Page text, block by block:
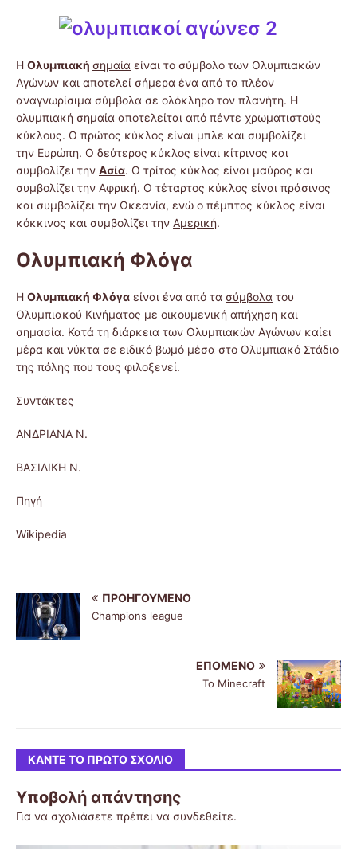
H Ολυμπιακή σημαία είναι το σύμβολο των Ολυμπιακών
Αγώνων και αποτελεί σήμερα ένα από τα πλέον
αναγνωρίσιμα σύμβολα σε ολόκληρο τον πλανήτη. Η
ολυμπιακή σημαία αποτελείται από πέντε χρωματιστούς
κύκλους. Ο πρώτος κύκλος είναι μπλε και συμβολίζει
την Ευρώπη. Ο δεύτερος κύκλος είναι κίτρινος και
συμβολίζει την Ασία. Ο τρίτος κύκλος είναι μαύρος και
συμβολίζει την Αφρική. Ο τέταρτος κύκλος είναι πράσινος
και συμβολίζει την Ωκεανία, ενώ ο πέμπτος κύκλος είναι
κόκκινος και συμβολίζει την Αμερική.
Ολυμπιακή Φλόγα
Η Ολυμπιακή Φλόγα είναι ένα από τα σύμβολα του
Ολυμπιακού Κινήματος με οικουμενική απήχηση και
σημασία. Κατά τη διάρκεια των Ολυμπιακών Αγώνων καίει
μέρα και νύκτα σε ειδικό βωμό μέσα στο Ολυμπιακό Στάδιο
της πόλης που τους φιλοξενεί.
Συντάκτες
ΑΝΔΡΙΑΝΑ Ν.
ΒΑΣΙΛΙΚΗ Ν.
Πηγή
Wikipedia
ΠΡΟΗΓΟΎΜΕΝΟ
Champions league
ΕΠΌΜΕΝΟ
Το Minecraft
ΚΆΝΤΕ ΤΟ ΠΡΏΤΟ ΣΧΌΛΙΟ
Υποβολή απάντησης
Για να σχολιάσετε πρέπει να συνδεθείτε.